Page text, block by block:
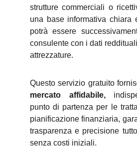
strutture commerciali o
una base informativa chiara
potrà essere
consulente con i dati
attrezzature.
Questo servizio gratuito
mercato affidabile, i
punto di partenza per le
pianificazione finanziaria,
trasparenza e precisione
senza costi iniziali.